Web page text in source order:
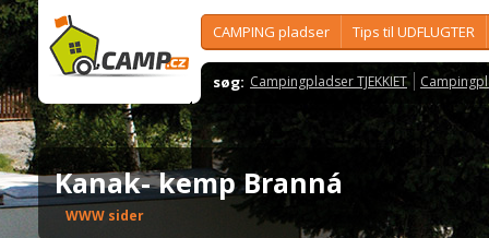
CAMPING pladser Tips til UDFLUGTER
søg: Campingpladser TJEKKIET
Kanak- kemp Branná
WWW sider